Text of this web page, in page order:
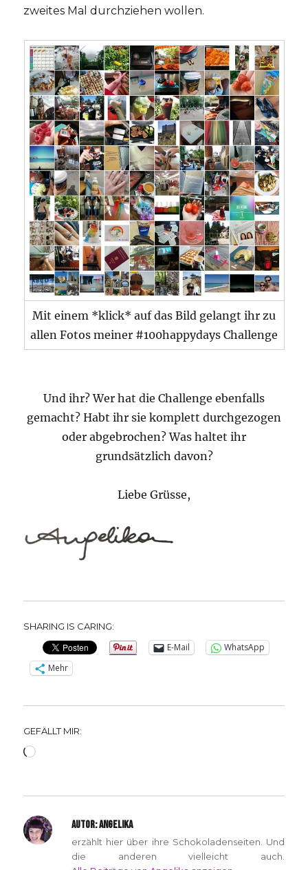
zweites Mal durchziehen wollen.
Mit einem *klick* auf das Bild gelangt ihr zu
allen Fotos meiner #100happydays Challenge
Und ihr? Wer hat die Challenge ebenfalls
gemacht? Habt ihr sie komplett durchgezogen
oder abgebrochen? Was haltet ihr
grundsätzlich davon?
Liebe Grüsse,
SHARING IS CARING:
E-Mail
WhatsApp
Mehr
GEFÄLLT MIR:
Wird
AUTOR:ANGELIKA
erzählt hier über ihre Schokoladenseiten. Und
die anderen vielleicht auch.